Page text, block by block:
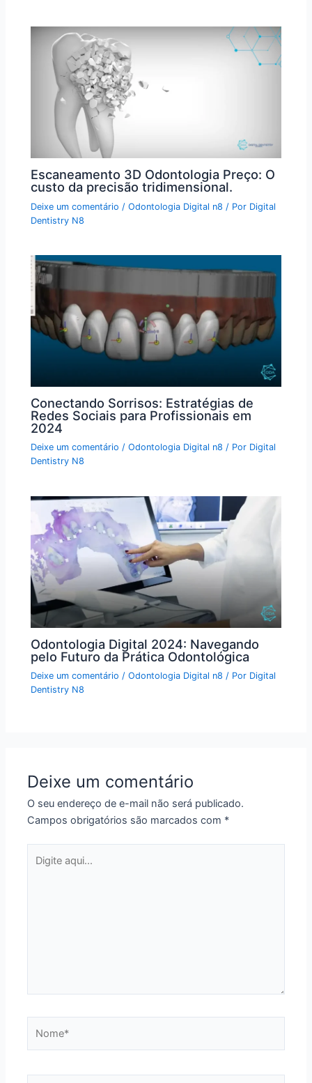
Escaneamento 3D Odontologia Preço: O
custo da precisão tridimensional.
Deixe um comentário /Odontologia Digital n8 / Por Digital
Dentistry N8
Conectando Sorrisos: Estratégias de
Redes Sociais para Profissionais em
2024
Deixe um comentário /Odontologia Digital n8 / Por Digital
Dentistry N8
Odontologia Digital 2024: Navegando
pelo Futuro da Prática Odontológica
Deixe um comentário /Odontologia Digital n8 / Por Digital
Dentistry N8
Deixe um comentário
O seu endereço de e-mail não será publicado.
Campos obrigatórios são marcados com *
aqui...